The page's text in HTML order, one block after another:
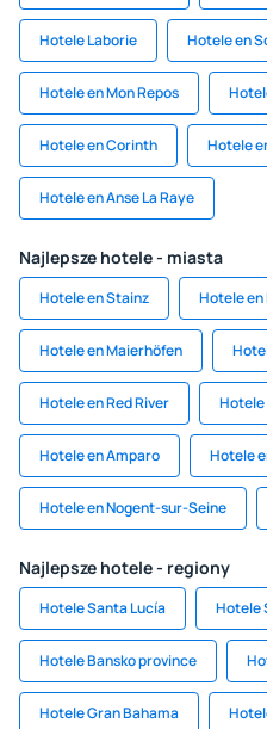
Hotele Laborie Hotele en
Hotele en Mon Repos
Hotele en Corinth Hotele
Hotele en Anse La Raye
Najlepsze hotele - miasta
Hotele en Stainz Hotele en
Hotele en Maierhöfen
Hotele en Red River
Hotele en Amparo Hotele
Hotele en Nogent-sur-Seine
Najlepsze hotele - regiony
Hotele Santa Lucía Hotele
Hotele Bansko province
Hotele Gran Bahama